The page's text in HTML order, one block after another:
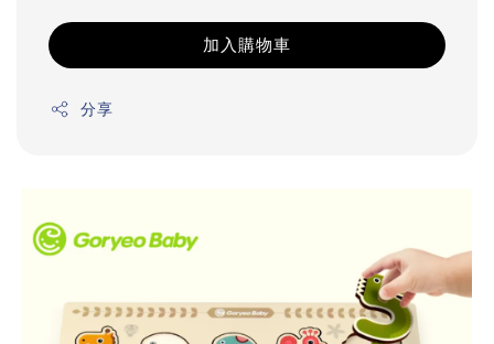
加入購物車
分享